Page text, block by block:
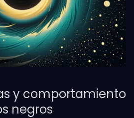
y comportamiento
negros